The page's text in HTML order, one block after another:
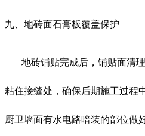
九、地砖面石膏板覆盖保护
地砖铺贴完成后，铺贴面清
粘住接缝处，确保后期施工过程
厨卫墙面有水电路暗装的部位做